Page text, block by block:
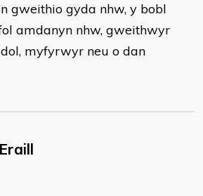
gweithio gyda nhw, y bobl
amdanyn nhw, gweithwyr
myfyrwyr neu o dan